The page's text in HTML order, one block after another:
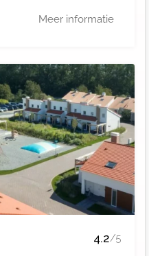
Meer informatie
4.2/5